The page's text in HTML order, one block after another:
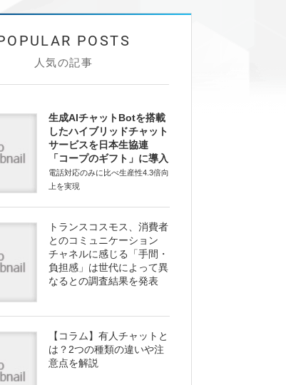
人気の記事
生成AIチャットBotを搭載
したハイブリッドチャット
サービスを日本生協連
「コープのギフト」に導入
電話対応のみに比べ生産性4.3倍向
上を実現
トランスコスモス、消費者
とのコミュニケーション
チャネルに感じる「手間・
負担感」は世代によって異
なるとの調査結果を発表
【コラム】有人チャットと
は？2つの種類の違いや注
意点を解説